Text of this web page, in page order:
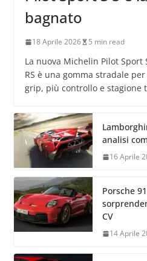
bagnato
18 Aprile 2026 5 min read
La nuova Michelin Pilot Sport
RS è una gomma stradale
grip, più controllo e stagione
analisi
16 Aprile
Porsche
CV
14 Aprile